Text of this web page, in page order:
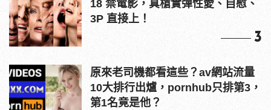
18 禁電影，真槍實彈性愛、自慰、
3P 直接上！
3
原來老司機都看這些？av網站流量
10大排行出爐，pornhub只排第3，
第1名竟是他？